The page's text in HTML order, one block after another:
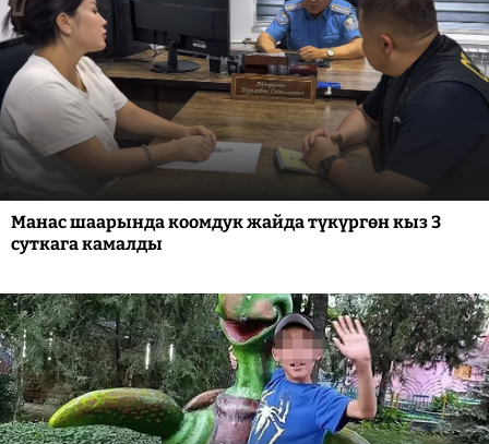
Манас шаарында коомдук жайда түкүргөн кыз 3
суткага камалды